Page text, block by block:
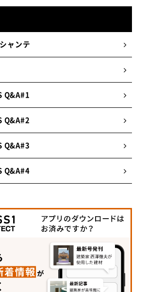
de Lindeの特徴
活かした独創的な提案
氏とテキスタイルデザイナーの久
ユニット。久米氏はファッション
ナー経験を持ち布の立体的な裁
。
く「場」をつくる
のではなく、建築と布、布と人か
た末に生まれる自由なカーテンづ
造物として存在させる
表情と、その周りの光や風、温度
同時に観察することで、建物内部・
係性を生み出す柔らかな構造物と
。
ャンテ
Q&A#1
Q&A#2
Q&A#3
Q&A#4